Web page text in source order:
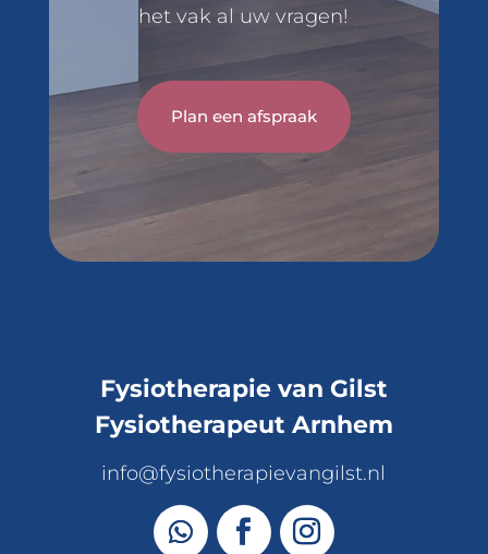
het vak al uw vragen!
Plan een afspraak
Fysiotherapie van Gilst
Fysiotherapeut Arnhem
info@fysiotherapievangilst.nl